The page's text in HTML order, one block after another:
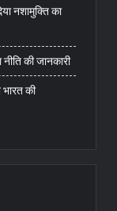
नशामुक्ति का
नीति की जानकारी
की